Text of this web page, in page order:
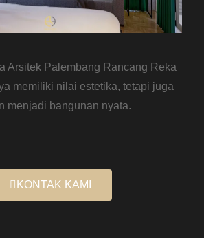
Arsitek Palembang Rancang Reka
memiliki nilai estetika, tetapi juga
menjadi bangunan nyata.
KONTAK KAMI